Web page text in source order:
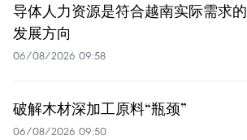
导体人力资源是符合越南实际需求的
发展方向
06/08/2026 09:58
破解木材深加工原料“瓶颈”
06/08/2026 09:50